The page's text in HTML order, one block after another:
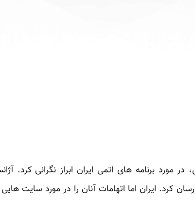
مورد برنامه های اتمی ایران ابراز نگرانی کرد.
کرد. ایران اما اتهامات آنان را در مورد سایت